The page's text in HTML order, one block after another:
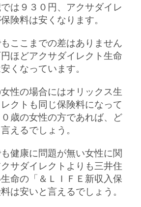
は９３０円、アクサダイレ
険料は安くなります。
ここまでの差はありません
ほどアクサダイレクト生命
くなっています。
性の場合にはオリックス生
クトも同じ保険料になって
歳の女性の方であれば、ど
えるでしょう。
健康に問題が無い女性に関
サダイレクトよりも三井住
命の「＆ＬＩＦＥ新収入保
は安いと言えるでしょう。